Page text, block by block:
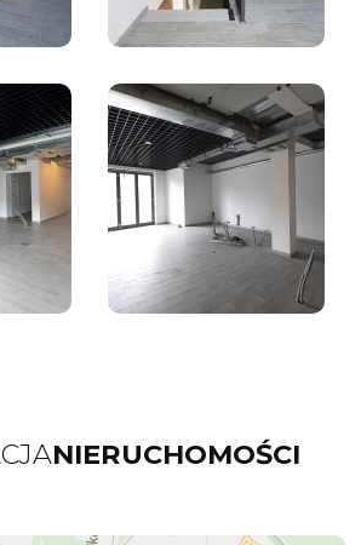
NIERUCHOMOŚCI